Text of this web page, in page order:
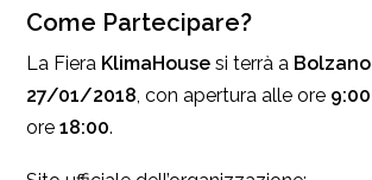
Come Partecipare?
La Fiera KlimaHouse si terrà a Bolzano
27/01/2018 , con apertura alle ore 9:00
ore 18:00.